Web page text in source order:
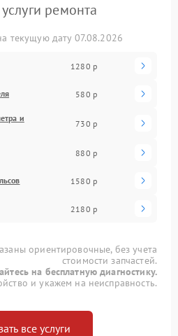
ремонта
текущую дату 07.08.2026
1280 р
580 р
и
730 р
880 р
1580 р
2180 р
ориентировочные, без учета
стоимости запчастей.
на бесплатную диагностику.
и укажем на неисправность.
все услуги